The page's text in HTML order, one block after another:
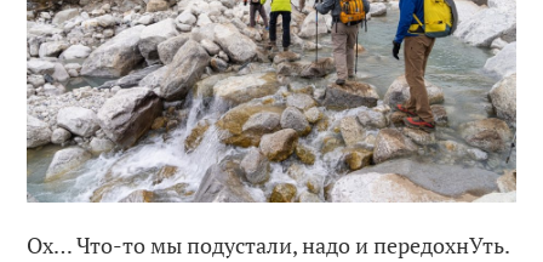
Ох… Что-то мы подустали, надо и передохнУть.